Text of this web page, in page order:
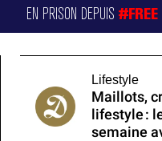
EN PRISON DEPUIS#FREE
Lifestyle
Maillots,
lifestyle :
semaine